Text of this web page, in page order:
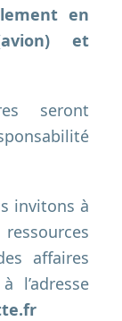
en
et
seront
invitons à
affaires
l’adresse